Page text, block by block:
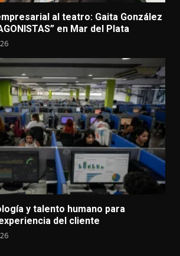
al teatro: Gaita González
en Mar del Plata
y talento humano para
del cliente